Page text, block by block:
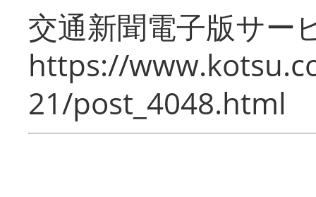
交通新聞電子版サー
https://
21/post_4048.html